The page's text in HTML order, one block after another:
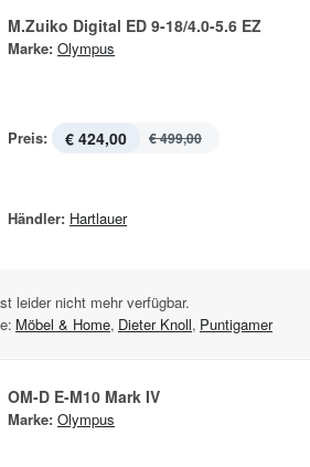
M.Zuiko Digital ED 9-18/4.0-5.6 EZ
Marke: Olympus
Preis: € 424,00 € 499,00
Händler: Hartlauer
leider nicht mehr verfügbar.
Möbel & Home, Dieter Knoll, Puntigamer
OM-D E-M10 Mark IV
Marke: Olympus